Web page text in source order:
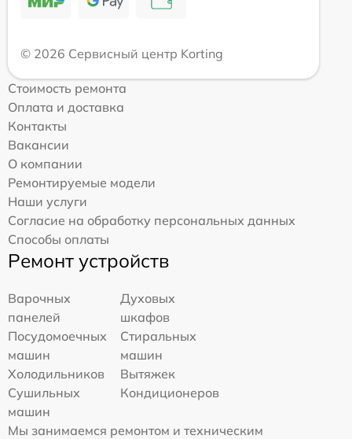
© 2026 Сервисный центр Korting
Стоимость ремонта
Оплата и доставка
Контакты
Вакансии
О компании
Ремонтируемые модели
Наши услуги
Согласие на обработку персональных данных
Способы оплаты
Ремонт устройств
Варочных
панелей
Духовых
шкафов
Посудомоечных
машин
Стиральных
машин
Холодильников
Вытяжек
Сушильных
машин
Кондиционеров
Мы занимаемся ремонтом и техническим